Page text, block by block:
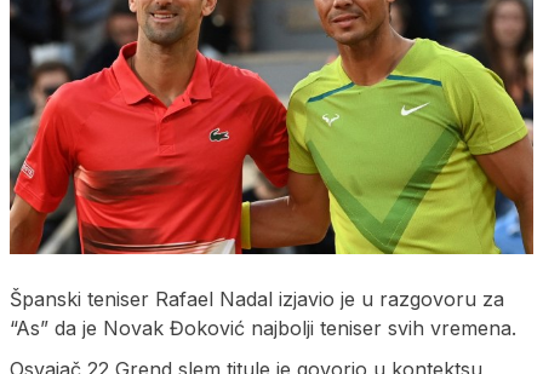
Španski teniser Rafael Nadal izjavio je u razgovoru za
“As” da je Novak Đoković najbolji teniser svih vremena.